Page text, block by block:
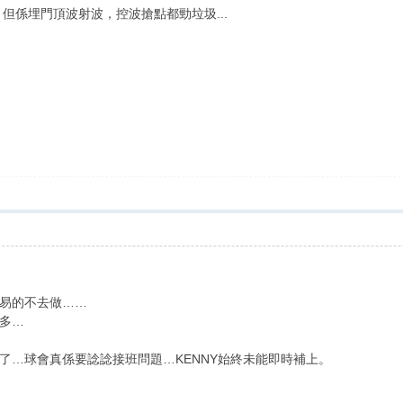
係埋門頂波射波，控波搶點都勁垃圾...
的不去做……
…
…球會真係要諗諗接班問題…KENNY始終未能即時補上。